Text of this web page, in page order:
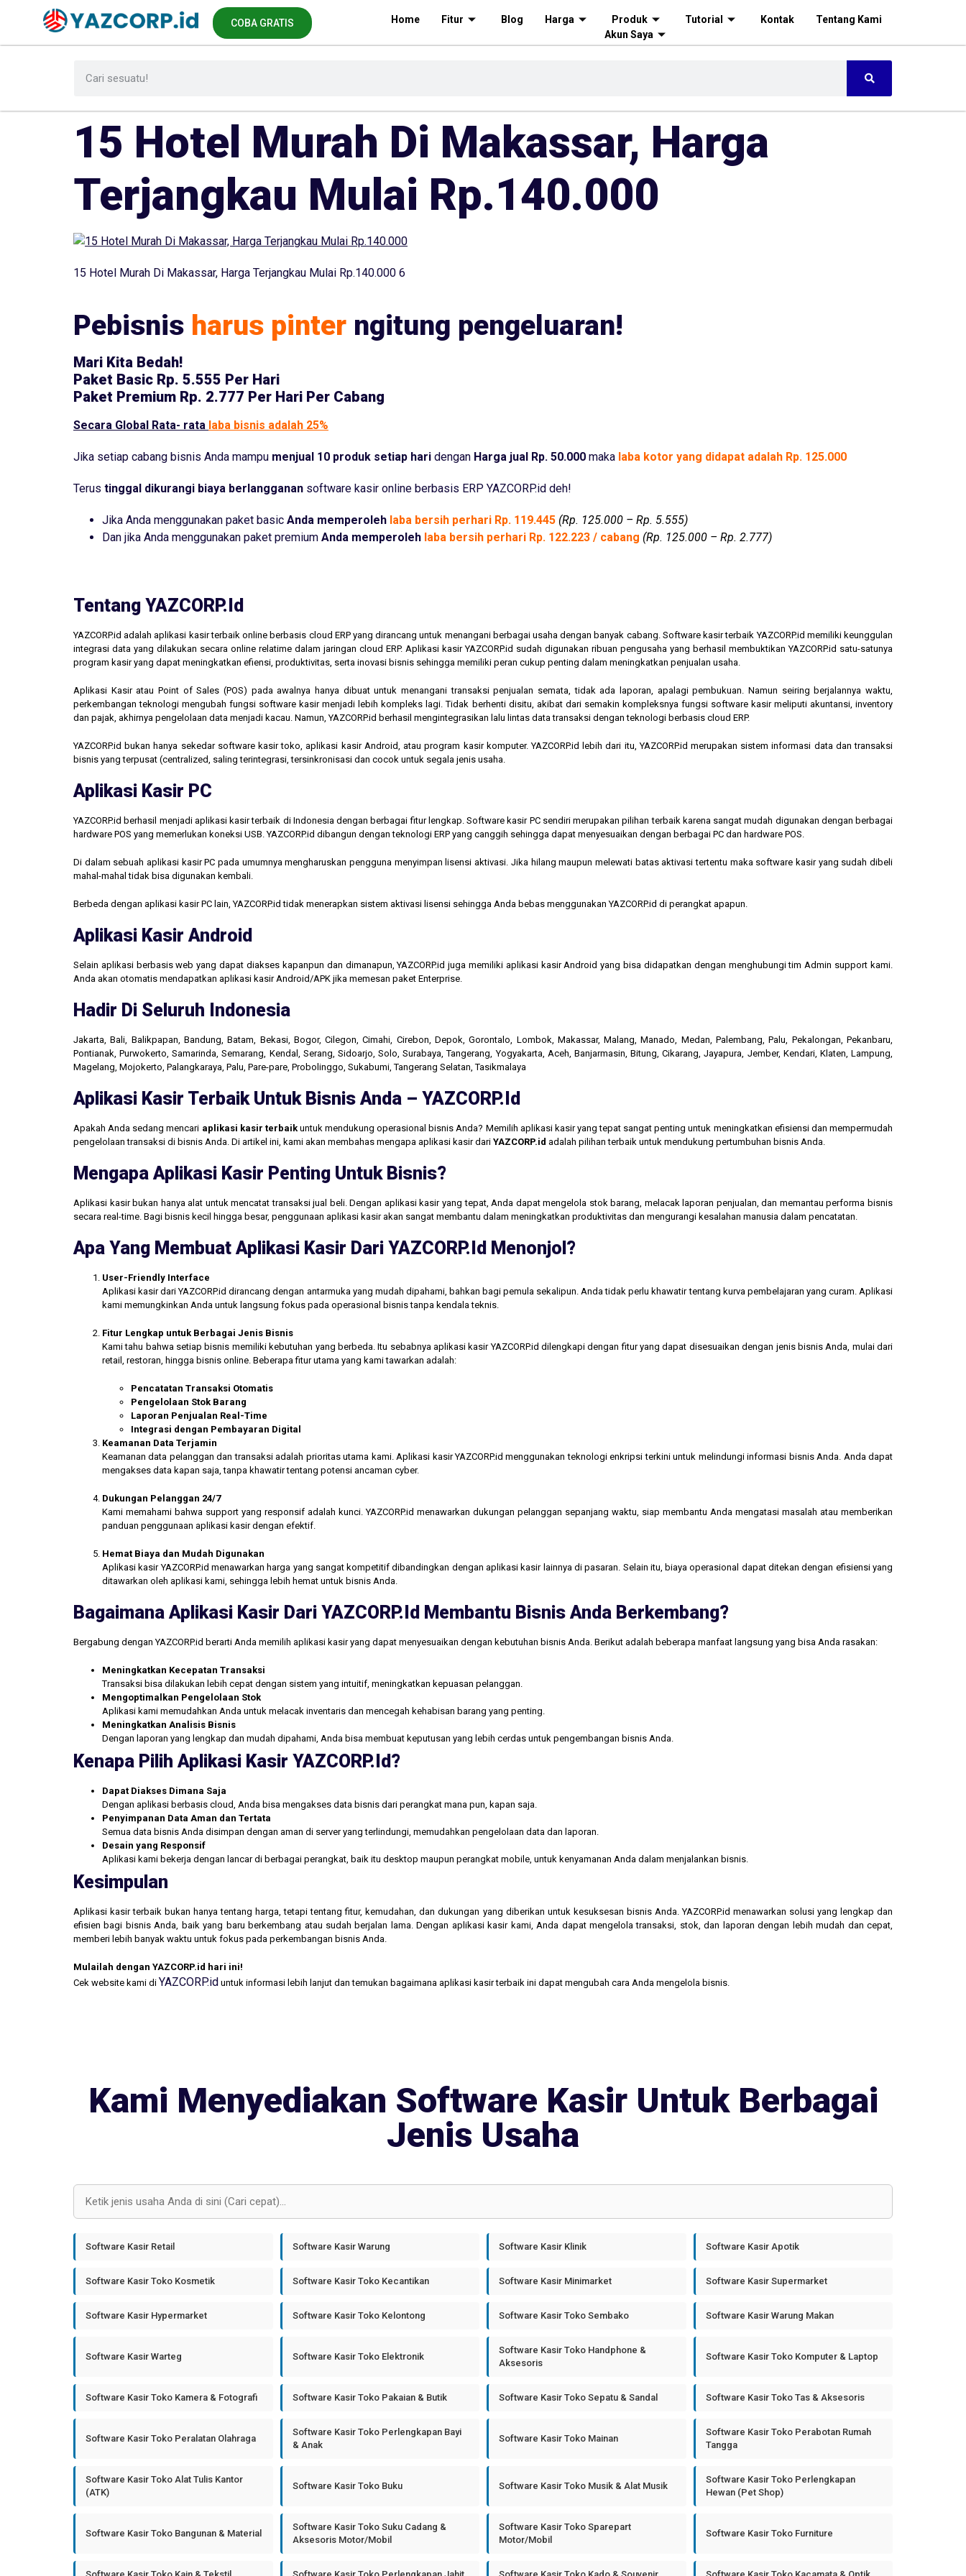
COBA GRATIS Home Fitur Blog Harga Produk Tutorial Kontak
Tentang Kami
Akun Saya
15 Hotel Murah Di Makassar, Harga
Terjangkau Mulai Rp.140.000
15 Hotel Murah Di Makassar, Harga Terjangkau Mulai Rp.140.000 6
Pebisnis harus pinter ngitung pengeluaran!
Mari Kita Bedah!
Paket Basic Rp. 5.555 Per Hari
Paket Premium Rp. 2.777 Per Hari Per Cabang
Secara Global Rata- rata laba bisnis adalah 25%
Jika setiap cabang bisnis Anda mampu menjual 10 produk setiap hari dengan Harga jual Rp. 50.000 maka laba kotor yang didapat adalah Rp. 125.000
Terus tinggal dikurangi biaya berlangganan software kasir online berbasis ERP YAZCORP.id deh!
Jika Anda menggunakan paket basic Anda memperoleh laba bersih perhari Rp. 119.445 (Rp. 125.000 – Rp. 5.555)
Dan jika Anda menggunakan paket premium Anda memperoleh laba bersih perhari Rp. 122.223 / cabang (Rp. 125.000 – Rp. 2.777)
Tentang YAZCORP.id
YAZCORP.id adalah aplikasi kasir terbaik online berbasis cloud ERP yang dirancang untuk menangani berbagai usaha dengan banyak cabang. Software kasir terbaik YAZCORP.id memiliki keunggulan
integrasi data yang dilakukan secara online relatime dalam jaringan cloud ERP. Aplikasi kasir YAZCORP.id sudah digunakan ribuan pengusaha yang berhasil membuktikan YAZCORP.id satu-satunya
program kasir yang dapat meningkatkan efiensi, produktivitas, serta inovasi bisnis sehingga memiliki peran cukup penting dalam meningkatkan penjualan usaha.
Aplikasi Kasir atau Point of Sales (POS) pada awalnya hanya dibuat untuk menangani transaksi penjualan semata, tidak ada laporan, apalagi pembukuan. Namun seiring berjalannya waktu,
perkembangan teknologi mengubah fungsi software kasir menjadi lebih kompleks lagi. Tidak berhenti disitu, akibat dari semakin kompleksnya fungsi software kasir meliputi akuntansi, inventory
dan pajak, akhirnya pengelolaan data menjadi kacau. Namun, YAZCORP.id berhasil mengintegrasikan lalu lintas data transaksi dengan teknologi berbasis cloud ERP.
YAZCORP.id bukan hanya sekedar software kasir toko, aplikasi kasir Android, atau program kasir komputer. YAZCORP.id lebih dari itu, YAZCORP.id merupakan sistem informasi data dan transaksi
bisnis yang terpusat (centralized, saling terintegrasi, tersinkronisasi dan cocok untuk segala jenis usaha.
Aplikasi Kasir PC
YAZCORP.id berhasil menjadi aplikasi kasir terbaik di Indonesia dengan berbagai fitur lengkap. Software kasir PC sendiri merupakan pilihan terbaik karena sangat mudah digunakan dengan berbagai
hardware POS yang memerlukan koneksi USB. YAZCORP.id dibangun dengan teknologi ERP yang canggih sehingga dapat menyesuaikan dengan berbagai PC dan hardware POS.
Di dalam sebuah aplikasi kasir PC pada umumnya mengharuskan pengguna menyimpan lisensi aktivasi. Jika hilang maupun melewati batas aktivasi tertentu maka software kasir yang sudah dibeli
mahal-mahal tidak bisa digunakan kembali.
Berbeda dengan aplikasi kasir PC lain, YAZCORP.id tidak menerapkan sistem aktivasi lisensi sehingga Anda bebas menggunakan YAZCORP.id di perangkat apapun.
Aplikasi Kasir Android
Selain aplikasi berbasis web yang dapat diakses kapanpun dan dimanapun, YAZCORP.id juga memiliki aplikasi kasir Android yang bisa didapatkan dengan menghubungi tim Admin support kami.
Anda akan otomatis mendapatkan aplikasi kasir Android/APK jika memesan paket Enterprise.
Hadir Di Seluruh Indonesia
Jakarta, Bali, Balikpapan, Bandung, Batam, Bekasi, Bogor, Cilegon, Cimahi, Cirebon, Depok, Gorontalo, Lombok, Makassar, Malang, Manado, Medan, Palembang, Palu, Pekalongan, Pekanbaru,
Pontianak, Purwokerto, Samarinda, Semarang, Kendal, Serang, Sidoarjo, Solo, Surabaya, Tangerang, Yogyakarta, Aceh, Banjarmasin, Bitung, Cikarang, Jayapura, Jember, Kendari, Klaten, Lampung,
Magelang, Mojokerto, Palangkaraya, Palu, Pare-pare, Probolinggo, Sukabumi, Tangerang Selatan, Tasikmalaya
Aplikasi Kasir Terbaik Untuk Bisnis Anda – YAZCORP.id
Apakah Anda sedang mencari aplikasi kasir terbaikuntuk mendukung operasional bisnis Anda? Memilih aplikasi kasir yang tepat sangat penting untuk meningkatkan efisiensi dan mempermudah
pengelolaan transaksi di bisnis Anda. Di artikel ini, kami akan membahas mengapa aplikasi kasir dari YAZCORP.id adalah pilihan terbaik untuk mendukung pertumbuhan bisnis Anda.
Mengapa Aplikasi Kasir Penting Untuk Bisnis?
Aplikasi kasir bukan hanya alat untuk mencatat transaksi jual beli. Dengan aplikasi kasir yang tepat, Anda dapat mengelola stok barang, melacak laporan penjualan, dan memantau performa bisnis
secara real-time. Bagi bisnis kecil hingga besar, penggunaan aplikasi kasir akan sangat membantu dalam meningkatkan produktivitas dan mengurangi kesalahan manusia dalam pencatatan.
Apa Yang Membuat Aplikasi Kasir Dari YAZCORP.id Menonjol?
User-Friendly Interface
Aplikasi kasir dari YAZCORP.id dirancang dengan antarmuka yang mudah dipahami, bahkan bagi pemula sekalipun. Anda tidak perlu khawatir tentang kurva pembelajaran yang curam. Aplikasi
kami memungkinkan Anda untuk langsung fokus pada operasional bisnis tanpa kendala teknis.
Fitur Lengkap untuk Berbagai Jenis Bisnis
Kami tahu bahwa setiap bisnis memiliki kebutuhan yang berbeda. Itu sebabnya aplikasi kasir YAZCORP.id dilengkapi dengan fitur yang dapat disesuaikan dengan jenis bisnis Anda, mulai dari
retail, restoran, hingga bisnis online. Beberapa fitur utama yang kami tawarkan adalah:
Pencatatan Transaksi Otomatis
Pengelolaan Stok Barang
Laporan Penjualan Real-Time
Integrasi dengan Pembayaran Digital
Keamanan Data Terjamin
Keamanan data pelanggan dan transaksi adalah prioritas utama kami. Aplikasi kasir YAZCORP.id menggunakan teknologi enkripsi terkini untuk melindungi informasi bisnis Anda. Anda dapat
mengakses data kapan saja, tanpa khawatir tentang potensi ancaman cyber.
Dukungan Pelanggan 24/7
Kami memahami bahwa support yang responsif adalah kunci. YAZCORP.id menawarkan dukungan pelanggan sepanjang waktu, siap membantu Anda mengatasi masalah atau memberikan
panduan penggunaan aplikasi kasir dengan efektif.
Hemat Biaya dan Mudah Digunakan
Aplikasi kasir YAZCORP.id menawarkan harga yang sangat kompetitif dibandingkan dengan aplikasi kasir lainnya di pasaran. Selain itu, biaya operasional dapat ditekan dengan efisiensi yang
ditawarkan oleh aplikasi kami, sehingga lebih hemat untuk bisnis Anda.
Bagaimana Aplikasi Kasir Dari YAZCORP.id Membantu Bisnis Anda Berkembang?
Bergabung dengan YAZCORP.id berarti Anda memilih aplikasi kasir yang dapat menyesuaikan dengan kebutuhan bisnis Anda. Berikut adalah beberapa manfaat langsung yang bisa Anda rasakan:
Meningkatkan Kecepatan Transaksi
Transaksi bisa dilakukan lebih cepat dengan sistem yang intuitif, meningkatkan kepuasan pelanggan.
Mengoptimalkan Pengelolaan Stok
Aplikasi kami memudahkan Anda untuk melacak inventaris dan mencegah kehabisan barang yang penting.
Meningkatkan Analisis Bisnis
Dengan laporan yang lengkap dan mudah dipahami, Anda bisa membuat keputusan yang lebih cerdas untuk pengembangan bisnis Anda.
Kenapa Pilih Aplikasi Kasir YAZCORP.id?
Dapat Diakses Dimana Saja
Dengan aplikasi berbasis cloud, Anda bisa mengakses data bisnis dari perangkat mana pun, kapan saja.
Penyimpanan Data Aman dan Tertata
Semua data bisnis Anda disimpan dengan aman di server yang terlindungi, memudahkan pengelolaan data dan laporan.
Desain yang Responsif
Aplikasi kami bekerja dengan lancar di berbagai perangkat, baik itu desktop maupun perangkat mobile, untuk kenyamanan Anda dalam menjalankan bisnis.
Kesimpulan
Aplikasi kasir terbaik bukan hanya tentang harga, tetapi tentang fitur, kemudahan, dan dukungan yang diberikan untuk kesuksesan bisnis Anda. YAZCORP.id menawarkan solusi yang lengkap dan
efisien bagi bisnis Anda, baik yang baru berkembang atau sudah berjalan lama. Dengan aplikasi kasir kami, Anda dapat mengelola transaksi, stok, dan laporan dengan lebih mudah dan cepat,
memberi lebih banyak waktu untuk fokus pada perkembangan bisnis Anda.
Mulailah dengan YAZCORP.id hari ini!
Cek website kami di YAZCORP.id untuk informasi lebih lanjut dan temukan bagaimana aplikasi kasir terbaik ini dapat mengubah cara Anda mengelola bisnis.
Kami Menyediakan Software Kasir Untuk Berbagai
Jenis Usaha
Software Kasir Retail Software Kasir Warung Software Kasir Klinik Software Kasir Apotik
Software Kasir Toko Kosmetik Software Kasir Toko Kecantikan Software Kasir Minimarket Software Kasir Supermarket
Software Kasir Hypermarket Software Kasir Toko Kelontong Software Kasir Toko Sembako Software Kasir Warung Makan
Software Kasir Warteg Software Kasir Toko Elektronik
Software Kasir Toko Handphone &
Aksesoris
Software Kasir Toko Komputer & Laptop
Software Kasir Toko Kamera & Fotografi Software Kasir Toko Pakaian & Butik Software Kasir Toko Sepatu & Sandal Software Kasir Toko Tas & Aksesoris
Software Kasir Toko Peralatan Olahraga
Software Kasir Toko Perlengkapan Bayi
& Anak
Software Kasir Toko Mainan
Software Kasir Toko Perabotan Rumah
Tangga
Software Kasir Toko Alat Tulis Kantor
(ATK)
Software Kasir Toko Buku Software Kasir Toko Musik & Alat Musik
Software Kasir Toko Perlengkapan
Hewan (Pet Shop)
Software Kasir Toko Bangunan & Material
Software Kasir Toko Suku Cadang &
Aksesoris Motor/Mobil
Software Kasir Toko Sparepart
Motor/Mobil
Software Kasir Toko Furniture